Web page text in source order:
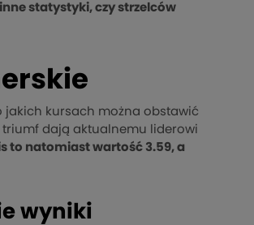
statystyki, czy strzelców
jakich kursach można obstawić
triumf dają aktualnemu liderowi
to natomiast wartość 3.59, a
wyniki